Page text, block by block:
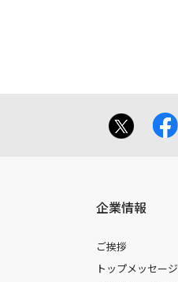
企業情報
ご挨拶
トップメッセージ